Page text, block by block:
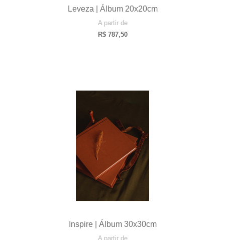
Leveza | Álbum 20x20cm
A partir de
R$ 787,50
Inspire | Álbum 30x30cm
A partir de